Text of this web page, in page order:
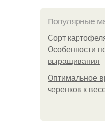
Популярные
Сорт
Особенности
выращивания
Оптимальное
черенков к